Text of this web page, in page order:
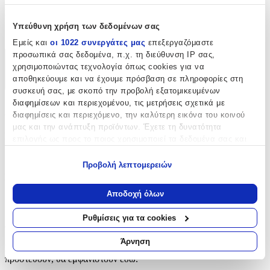
Υπεύθυνη χρήση των δεδομένων σας
Εμείς και οι 1022 συνεργάτες μας επεξεργαζόμαστε
προσωπικά σας δεδομένα, π.χ. τη διεύθυνση IP σας,
χρησιμοποιώντας τεχνολογία όπως cookies για να
αποθηκεύουμε και να έχουμε πρόσβαση σε πληροφορίες στη
συσκευή σας, με σκοπό την προβολή εξατομικευμένων
διαφημίσεων και περιεχομένου, τις μετρήσεις σχετικά με
διαφημίσεις και περιεχόμενο, την καλύτερη εικόνα του κοινού
μας και την ανάπτυξη προϊόντων. Έχετε τη δυνατότητα
Να συλλέξουμε πληροφορίες σχετικά με τη γεωγραφική
σας τοποθεσία, οι οποίες μπορεί να είναι ακριβείς σε
απόσταση μερικών μέτρων
Να αναγνωρίσουμε τη συσκευή σας σαρώνοντας ενεργά
για συγκεκριμένα χαρακτηριστικά (δακτυλικό αποτύπωμα)
Μάθετε περισσότερα σχετικά με τον τρόπο επεξεργασίας των
προσωπικών σας δεδομένων και καθορίστε τις προτιμήσεις σας
Προβολή λεπτομερειών
Αποδοχή όλων
Ρυθμίσεις για τα cookies
Άρνηση
Βούρτσες
Χαρακτηριστικά
+
Χαρακτηριστικά
Αξιολογήσεις
Προς το παρόν δεν υπάρχουν άλλες αξιολογήσεις. Όταν
προστεθούν, θα εμφανιστούν εδώ.